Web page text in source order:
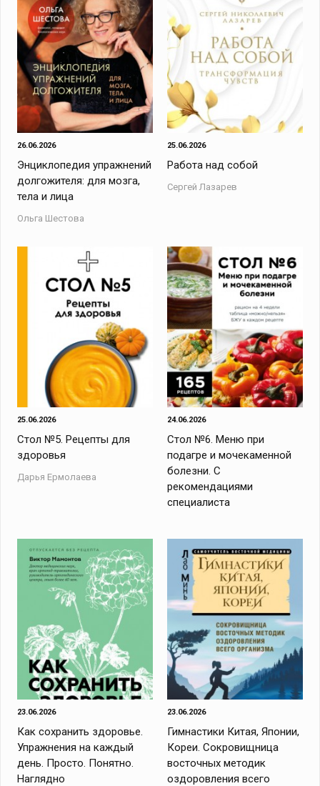
26.06.2026
Энциклопедия упражнений
долгожителя: для мозга,
тела и лица
Ольга Шестова
25.06.2026
Работа над собой
Сергей Лазарев
25.06.2026
Стол №5. Рецепты для
здоровья
Дарья Ермолаева
24.06.2026
Стол №6. Меню при
подагре и мочекаменной
болезни. С
рекомендациями
специалиста
23.06.2026
Как сохранить здоровье.
Упражнения на каждый
день. Просто. Понятно.
Наглядно
23.06.2026
Гимнастики Китая, Японии,
Кореи. Сокровищница
восточных методик
оздоровления всего